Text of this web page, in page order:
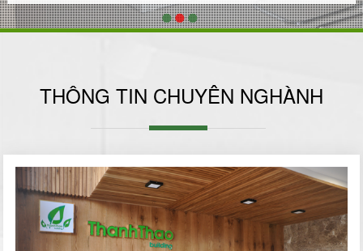
123
THÔNG TIN CHUYÊN NGHÀNH